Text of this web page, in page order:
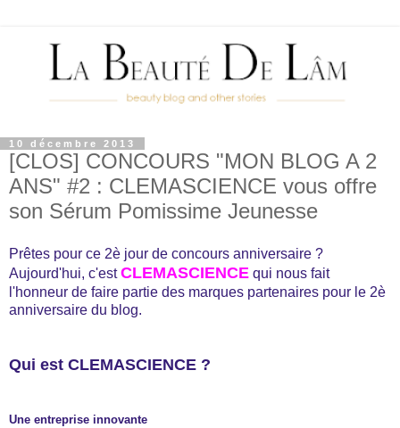
10 décembre 2013
[CLOS] CONCOURS "MON BLOG A 2
ANS" #2 : CLEMASCIENCE vous offre
son Sérum Pomissime Jeunesse
Prêtes pour ce 2è jour de concours anniversaire ?
Aujourd'hui, c'estCLEMASCIENCE qui nous fait
l'honneur de faire partie des marques partenaires pour le 2è
anniversaire du blog.
Qui est CLEMASCIENCE ?
Une entreprise innovante